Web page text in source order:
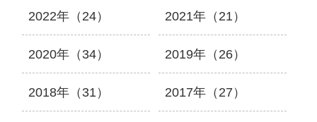
2022年（24） 2021年（21）
2020年（34） 2019年（26）
2018年（31） 2017年（27）